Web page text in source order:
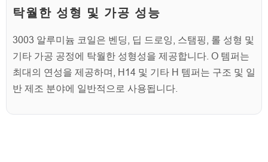
탁월한 성형 및 가공 성능
3003 알루미늄 코일은 벤딩, 딥 드로잉, 스탬핑, 롤 성형 및
기타 가공 공정에 탁월한 성형성을 제공합니다. O 템퍼는
최대의 연성을 제공하며, H14 및 기타 H 템퍼는 구조 및 일
반 제조 분야에 일반적으로 사용됩니다.